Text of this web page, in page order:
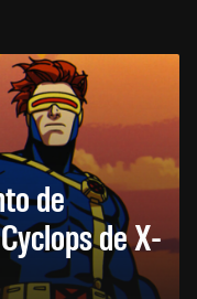
de
de X-